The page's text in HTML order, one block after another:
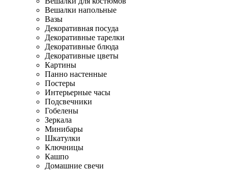
Вешалки напольные
Вазы
Декоративная посуда
Декоративные тарелки
Декоративные блюда
Декоративные цветы
Картины
Панно настенные
Постеры
Интерьерные часы
Подсвечники
Гобелены
Зеркала
Минибары
Шкатулки
Ключницы
Кашпо
Домашние свечи